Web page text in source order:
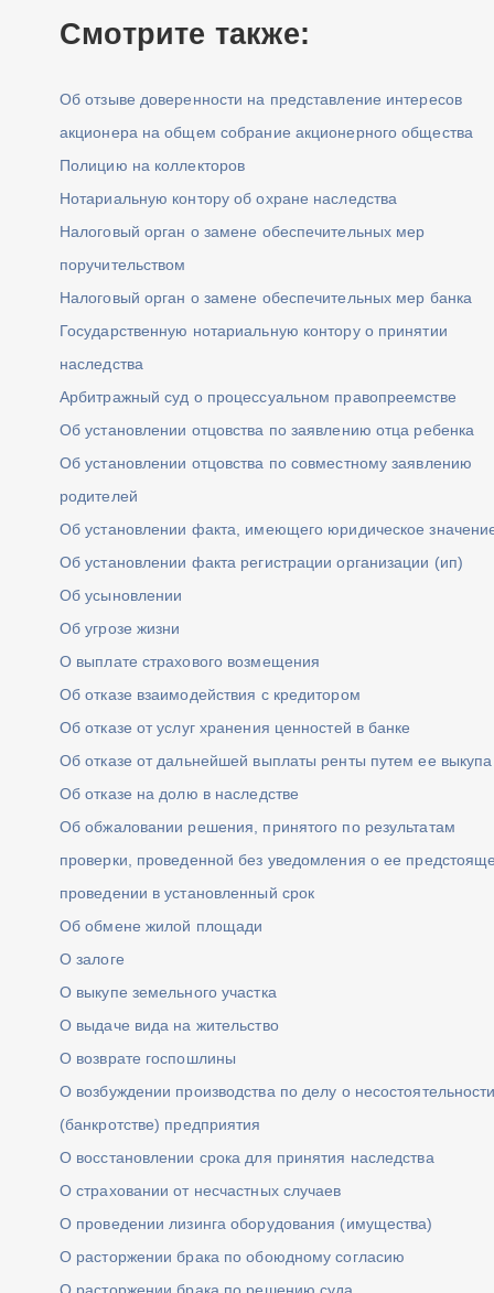
Смотрите также:
Об отзыве доверенности на представление интересов
акционера на общем собрание акционерного общества
Полицию на коллекторов
Нотариальную контору об охране наследства
Налоговый орган о замене обеспечительных мер
поручительством
Налоговый орган о замене обеспечительных мер банка
Государственную нотариальную контору о принятии
наследства
Арбитражный суд о процессуальном правопреемстве
Об установлении отцовства по заявлению отца ребенка
Об установлении отцовства по совместному заявлению
родителей
Об установлении факта, имеющего юридическое
Об установлении факта регистрации организации (ип)
Об усыновлении
Об угрозе жизни
О выплате страхового возмещения
Об отказе взаимодействия с кредитором
Об отказе от услуг хранения ценностей в банке
Об отказе от дальнейшей выплаты ренты путем ее выкупа
Об отказе на долю в наследстве
Об обжаловании решения, принятого по результатам
проверки, проведенной без уведомления о ее
проведении в установленный срок
Об обмене жилой площади
О залоге
О выкупе земельного участка
О выдаче вида на жительство
О возврате госпошлины
О возбуждении производства по делу о
(банкротстве) предприятия
О восстановлении срока для принятия наследства
О страховании от несчастных случаев
О проведении лизинга оборудования (имущества)
О расторжении брака по обоюдному согласию